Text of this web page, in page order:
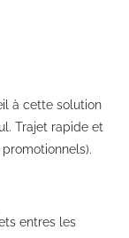
à cette solution
Trajet rapide et
entres les